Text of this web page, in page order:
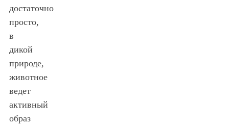
достаточно
просто,
в
дикой
природе,
животное
ведет
активный
образ